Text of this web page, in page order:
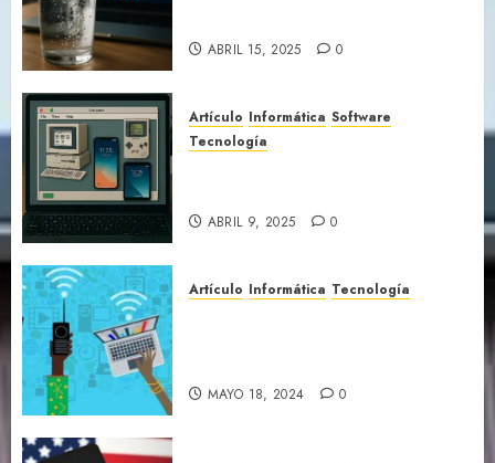
ABRIL 15, 2025 0
Artículo Informática Software
Tecnología
ABRIL 9, 2025 0
Artículo Informática Tecnología
MAYO 18, 2024 0